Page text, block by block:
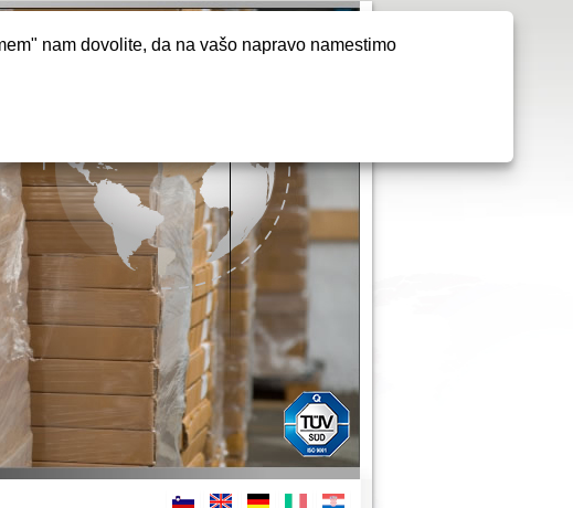
nam dovolite, da na vašo napravo namestimo